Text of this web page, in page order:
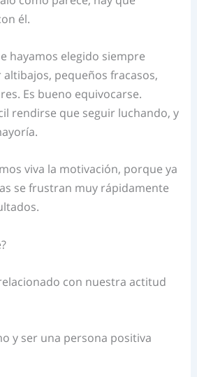
él.
hayamos elegido siempre
pequeños fracasos,
Es bueno equivocarse.
rendirse que seguir luchando, y
viva la motivación, porque ya
se frustran muy rápidamente
con nuestra actitud
y ser una persona positiva